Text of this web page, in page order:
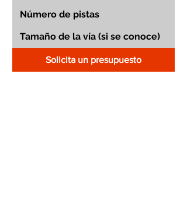
Solicita un presupuesto